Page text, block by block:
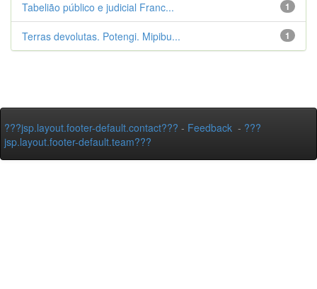
1
Tabelião público e judicial Franc...
1
Terras devolutas. Potengi. Mipibu...
???jsp.layout.footer-default.contact??? - Feedback - ???
jsp.layout.footer-default.team???